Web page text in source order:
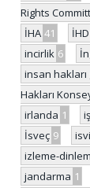
Rights
İHA 41 İHD
incirlik 6
insan hakları
Hakları
irlanda 1
İsveç 9
izleme-
jandarma 1